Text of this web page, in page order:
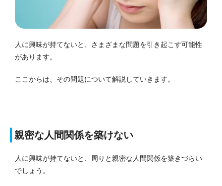
人に興味が持てないと、さまざまな問題を引き起こす可能性
があります。
ここからは、その問題について解説していきます。
親密な人間関係を築けない
人に興味が持てないと、周りと親密な人間関係を築きづらい
でしょう。